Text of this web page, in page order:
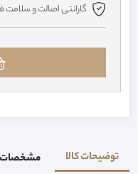
گارانتی اصالت و سلامت
توضیحات کالا مشخصات